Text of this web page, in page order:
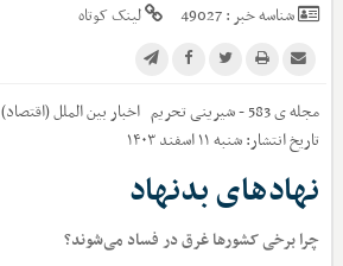
شناسه خبر :49027 لینک کوتاه
مجله ی 583 - شیرینی تحریم اخباربین الملل (اقتصاد)
تاریخ انتشار:شنبه ۱۱ اسفند ۱۴۰۳
نهادهای بدنهاد
چرا برخی کشورها غرق در فساد می‌شوند؟